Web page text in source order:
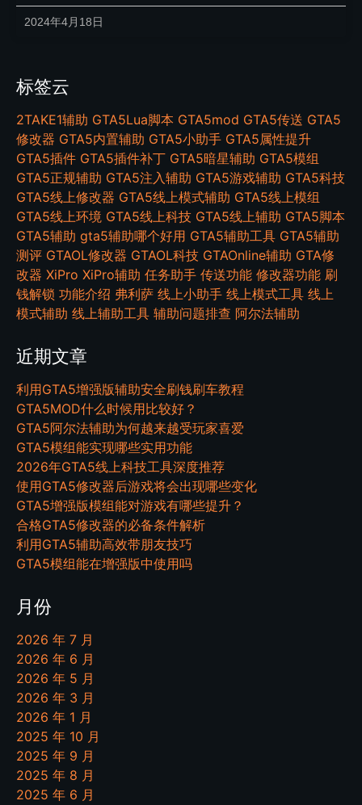
2024年4月18日
标签云
2TAKE1辅助 GTA5Lua脚本 GTA5mod GTA5传送 GTA5
修改器 GTA5内置辅助 GTA5小助手 GTA5属性提升
GTA5插件 GTA5插件补丁 GTA5暗星辅助 GTA5模组
GTA5正规辅助 GTA5注入辅助 GTA5游戏辅助 GTA5科技
GTA5线上修改器 GTA5线上模式辅助 GTA5线上模组
GTA5线上环境 GTA5线上科技 GTA5线上辅助 GTA5脚本
GTA5辅助 gta5辅助哪个好用 GTA5辅助工具 GTA5辅助
测评 GTAOL修改器 GTAOL科技 GTAOnline辅助 GTA修
改器 XiPro XiPro辅助 任务助手 传送功能 修改器功能 刷
钱解锁 功能介绍 弗利萨 线上小助手 线上模式工具 线上
模式辅助 线上辅助工具 辅助问题排查 阿尔法辅助
近期文章
利用GTA5增强版辅助安全刷钱刷车教程
GTA5MOD什么时候用比较好？
GTA5阿尔法辅助为何越来越受玩家喜爱
GTA5模组能实现哪些实用功能
2026年GTA5线上科技工具深度推荐
使用GTA5修改器后游戏将会出现哪些变化
GTA5增强版模组能对游戏有哪些提升？
合格GTA5修改器的必备条件解析
利用GTA5辅助高效带朋友技巧
GTA5模组能在增强版中使用吗
月份
2026 年 7 月
2026 年 6 月
2026 年 5 月
2026 年 3 月
2026 年 1 月
2025 年 10 月
2025 年 9 月
2025 年 8 月
2025 年 6 月